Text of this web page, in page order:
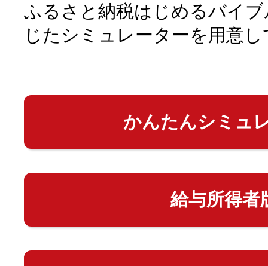
ふるさと納税はじめるバイ
じたシミュレーターを用意
かんたんシミュ
給与所得者